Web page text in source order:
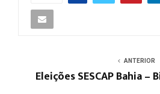
ANTERIOR
Eleições SESCAP Bahia –